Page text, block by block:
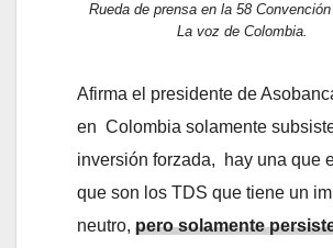
Rueda de prensa en la 58
La voz de Colombia.
Afirma el presidente de
en Colombia solamente
inversión forzada, hay una que
que son los TDS que tiene un
neutro, pero solamente